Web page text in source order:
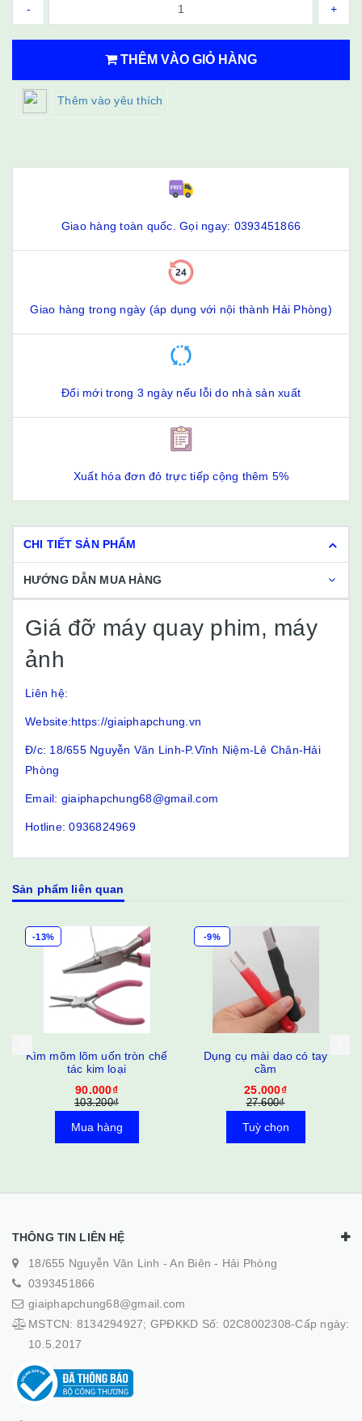
- +
THÊM VÀO GIỎ HÀNG
Thêm vào yêu thích
Giao hàng toàn quốc. Gọi ngay: 0393451866
Giao hàng trong ngày (áp dụng với nội thành Hải Phòng)
Đổi mới trong 3 ngày nếu lỗi do nhà sản xuất
Xuất hóa đơn đỏ trực tiếp cộng thêm 5%
CHI TIẾT SẢN PHẨM
HƯỚNG DẪN MUA HÀNG
Giá đỡ máy quay phim, máy
ảnh
Liên hệ:
Website:https://giaiphapchung.vn
Đ/c: 18/655 Nguyễn Văn Linh-P.Vĩnh Niệm-Lê Chân-Hải
Phòng
Email: giaiphapchung68@gmail.com
Hotline: 0936824969
Sản phẩm liên quan
-13%
Kìm mõm lõm uốn tròn chế
tác kim loại
90.000₫
103.200₫
Mua hàng
-9%
Dụng cụ mài dao có tay
cầm
25.000₫
27.600₫
Tuỳ chọn
THÔNG TIN LIÊN HỆ
18/655 Nguyễn Văn Linh - An Biên - Hải Phòng
0393451866
giaiphapchung68@gmail.com
MSTCN: 8134294927; GPĐKKD Số: 02C8002308-Cấp ngày:
10.5.2017